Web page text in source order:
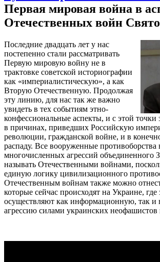
Первая мировая война в
Отечественных войн
Последние двадцать лет у нас
постепенно стали рассматривать
Первую мировую войну не в
трактовке советской историографии
как «империалистическую», а как
Вторую Отечественную. Продолжая
эту линию, для нас так же важно
увидеть в тех событиям этно-
конфессиональные аспекты, и с этой точки
в причинах, приведших Российскую
революции, гражданской войне, и в
распаду. Все вооруженные противоборства
многочисленных агрессий объединенного
называть Отечественными войнами,
единую логику цивилизационного
Отечественным войнам также можно
которые сейчас происходят на Украине,
осуществляют как информационную, так
агрессию силами украинских неофашистов